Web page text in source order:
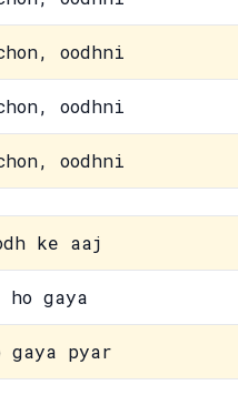
oodhni
oodhni
oodhni
ke aaj
gaya
gaya pyar